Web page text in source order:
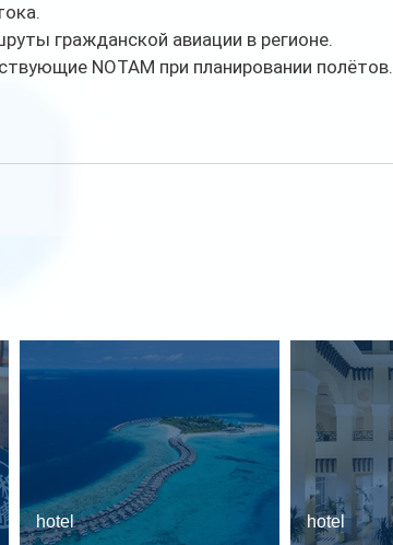
гражданской авиации в регионе.
NOTAM при планировании полётов.
hotel hotel